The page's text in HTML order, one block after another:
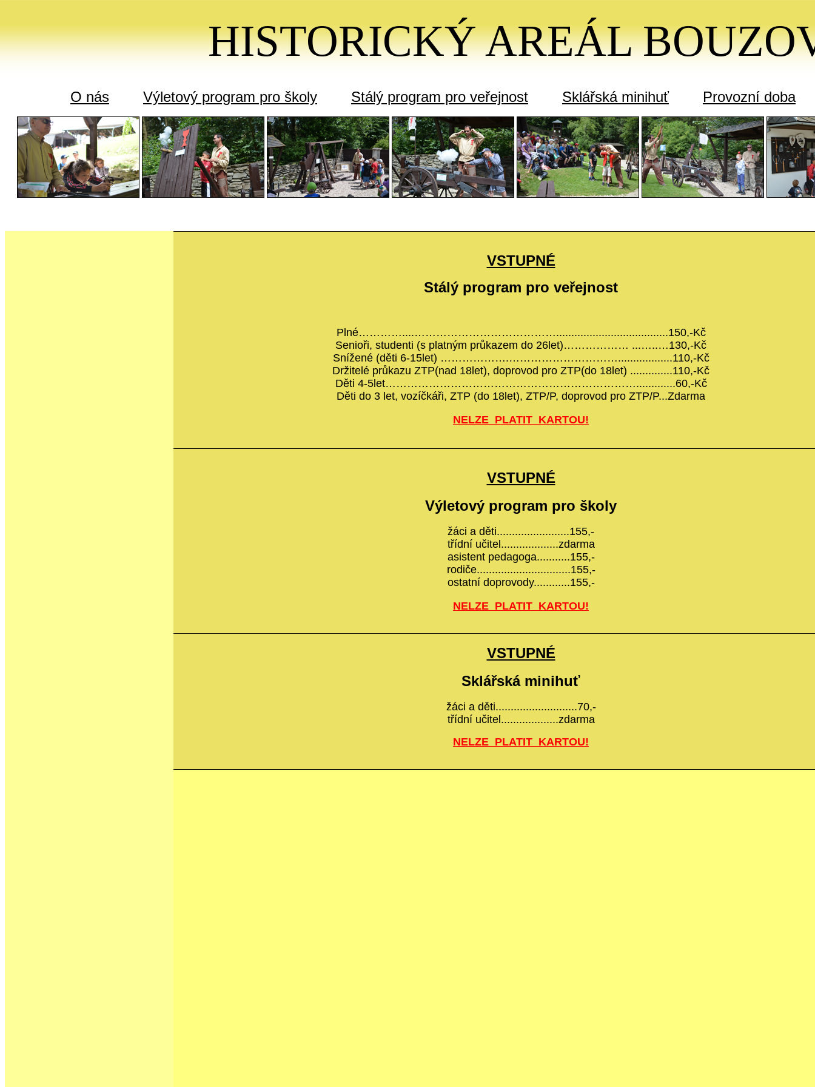
HISTORICKÝ AREÁL
O nás Výletový program pro školy Stálý program pro veřejnost Sklářská minihuť Provozní doba
VSTUPNÉ
Stálý program pro veřejnost
Plné…………....………………………………….....................................150,-Kč
Senioři, studenti (s platným průkazem do 26let)……………… ...…..…130,-Kč
Snížené (děti 6-15let) ……………….…………………………..................110,-Kč
Držitelé průkazu ZTP(nad 18let), doprovod pro ZTP(do 18let) ..............110,-Kč
Děti 4-5let…………………………………………………………….............60,-Kč
Děti do 3 let, vozíčkáři, ZTP (do 18let), ZTP/P, doprovod pro ZTP/P...Zdarma
NELZE PLATIT KARTOU!
VSTUPNÉ
Výletový program pro školy
žáci a děti........................155,-
třídní učitel...................zdarma
asistent pedagoga...........155,-
rodiče...............................155,-
ostatní doprovody............155,-
NELZE PLATIT KARTOU!
VSTUPNÉ
Sklářská minihuť
žáci a děti...........................70,-
třídní učitel...................zdarma
NELZE PLATIT KARTOU!